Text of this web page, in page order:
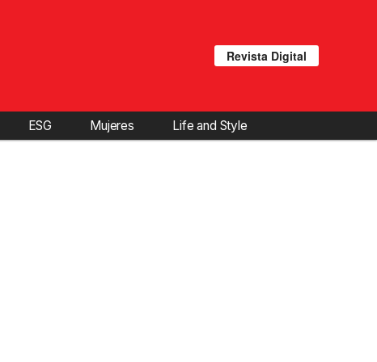
Revista Digital
ESG Mujeres Life and Style